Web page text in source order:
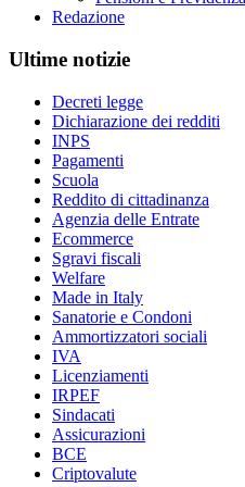
Redazione
Ultime notizie
Decreti legge
Dichiarazione dei redditi
INPS
Pagamenti
Scuola
Reddito di cittadinanza
Agenzia delle Entrate
Ecommerce
Sgravi fiscali
Welfare
Made in Italy
Sanatorie e Condoni
Ammortizzatori sociali
IVA
Licenziamenti
IRPEF
Sindacati
Assicurazioni
BCE
Criptovalute